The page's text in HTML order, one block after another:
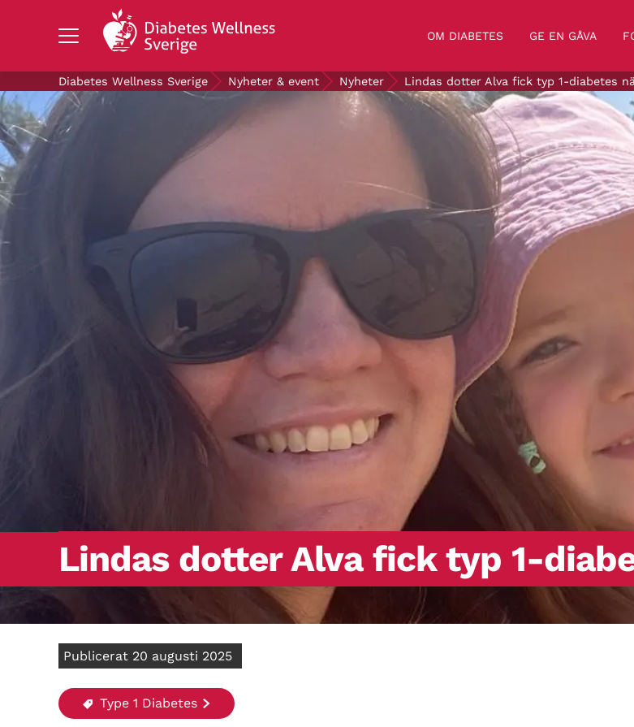
OM DIABETES GE EN GÅVA
OM DIABETES
NYHETER & EVENT
Search Diabetes Wellness Sverige
Diabetes Wellness Sverige Nyheter & event Nyheter Lindas dotter Alva fick typ 1-diabetes
Lindas dotter Alva fick typ 1-
Publicerat 20 augusti 2025
Type 1 Diabetes